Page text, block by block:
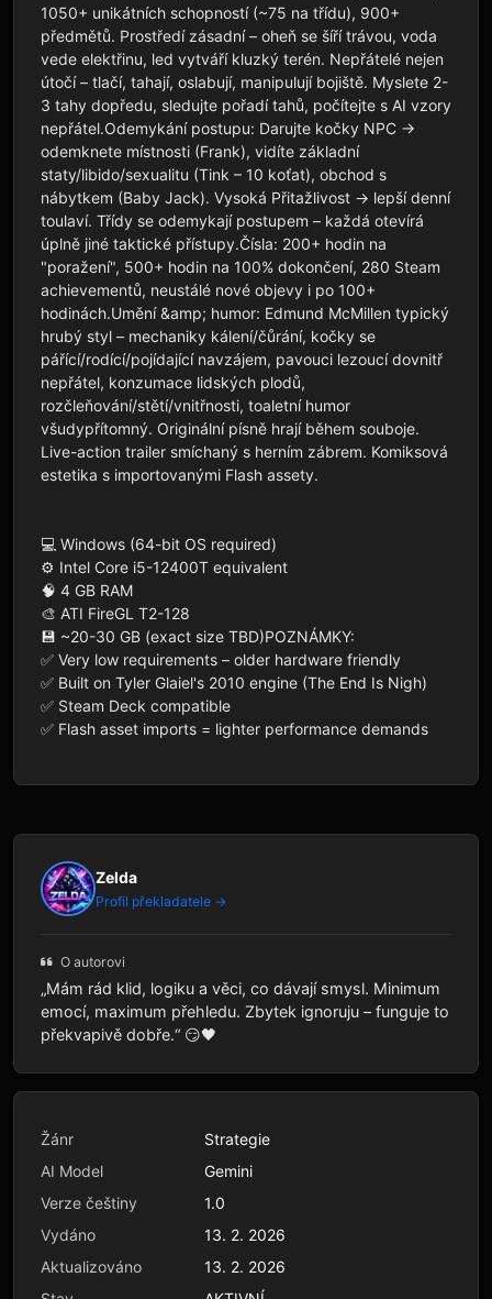
1050+ unikátních schopností (~75 na třídu), 900+
předmětů. Prostředí zásadní – oheň se šíří trávou, voda
vede elektřinu, led vytváří kluzký terén. Nepřátelé nejen
útočí – tlačí, tahají, oslabují, manipulují bojiště. Myslete 2-
3 tahy dopředu, sledujte pořadí tahů, počítejte s AI vzory
nepřátel.Odemykání postupu: Darujte kočky NPC →
odemknete místnosti (Frank), vidíte základní
staty/libido/sexualitu (Tink – 10 koťat), obchod s
nábytkem (Baby Jack). Vysoká Přitažlivost → lepší denní
toulaví. Třídy se odemykají postupem – každá otevírá
úplně jiné taktické přístupy.Čísla: 200+ hodin na
"poražení", 500+ hodin na 100% dokončení, 280 Steam
achievementů, neustálé nové objevy i po 100+
hodinách.Umění &amp; humor: Edmund McMillen typický
hrubý styl – mechaniky kálení/čůrání, kočky se
pářící/rodící/pojídající navzájem, pavouci lezoucí dovnitř
nepřátel, konzumace lidských plodů,
rozčleňování/stětí/vnitřnosti, toaletní humor
všudypřítomný. Originální písně hrají během souboje.
Live-action trailer smíchaný s herním zábrem. Komiksová
estetika s importovanými Flash assety.
💻 Windows (64-bit OS required)
⚙️ Intel Core i5-12400T equivalent
🧠 4 GB RAM
🎨 ATI FireGL T2-128
💾 ~20-30 GB (exact size TBD)POZNÁMKY:
✅ Very low requirements – older hardware friendly
✅ Built on Tyler Glaiel's 2010 engine (The End Is Nigh)
✅ Steam Deck compatible
✅ Flash asset imports = lighter performance demands
Zelda
Profil překladatele →
O autorovi
„Mám rád klid, logiku a věci, co dávají smysl. Minimum
emocí, maximum přehledu. Zbytek ignoruju – funguje to
překvapivě dobře.“ 😏🖤
Žánr
Strategie
AI Model
Gemini
Verze češtiny
1.0
Vydáno
13. 2. 2026
Aktualizováno
13. 2. 2026